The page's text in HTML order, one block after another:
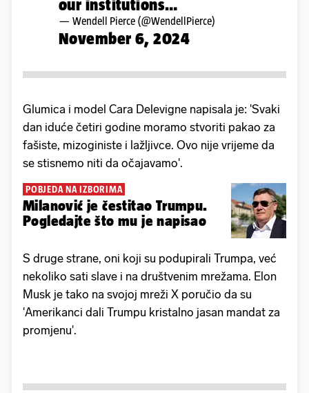
our institutions…
— Wendell Pierce (@WendellPierce)
November 6, 2024
Glumica i model Cara Delevigne napisala je: 'Svaki
dan iduće četiri godine moramo stvoriti pakao za
fašiste, mizoginiste i lažljivce. Ovo nije vrijeme da
se stisnemo niti da očajavamo'.
POBJEDA NA IZBORIMA
Milanović je čestitao Trumpu.
Pogledajte što mu je napisao
S druge strane, oni koji su podupirali Trumpa, već
nekoliko sati slave i na društvenim mrežama. Elon
Musk je tako na svojoj mreži X poručio da su
'Amerikanci dali Trumpu kristalno jasan mandat za
promjenu'.